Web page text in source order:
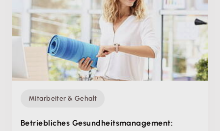
Mitarbeiter & Gehalt
Betriebliches Gesundheits­management: